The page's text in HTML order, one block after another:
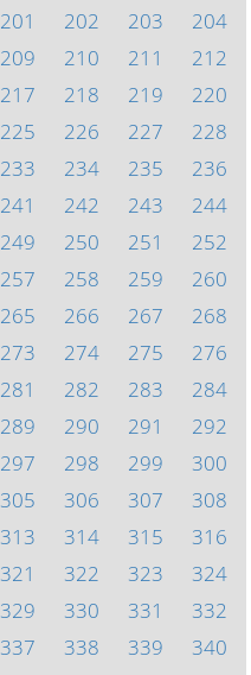
201 202 203
204
209 210 211
212
217 218 219
220
225 226 227
228
233 234 235
236
241 242 243
244
249 250 251
252
257 258 259
260
265 266 267
268
273 274 275
276
281 282 283
284
289 290 291
292
297 298 299
300
305 306 307
308
313 314 315
316
321 322 323
324
329 330 331
332
337 338 339
340